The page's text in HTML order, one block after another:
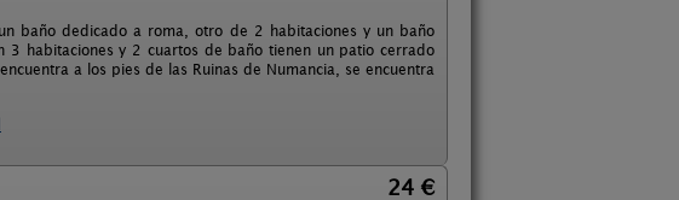
baño dedicado a roma, otro de 2 habitaciones y un baño
habitaciones y 2 cuartos de baño tienen un patio cerrado
a los pies de las Ruinas de Numancia, se encuentra
24 €